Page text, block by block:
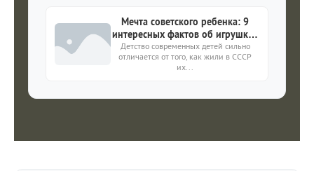
Мечта советского ребенка: 9
интересных фактов об игрушках
из СССР
Детство современных детей сильно
отличается от того, как жили в СССР
их...